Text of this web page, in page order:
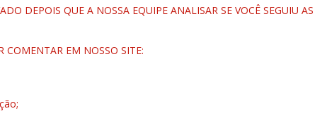
DEPOIS QUE A NOSSA EQUIPE ANALISAR SE VOCÊ SEGUIU AS
COMENTAR EM NOSSO SITE: